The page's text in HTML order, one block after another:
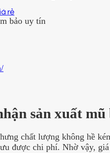
bảo uy tín
sản xuất mũ
chất lượng không hề
được chi phí. Nhờ vậy,